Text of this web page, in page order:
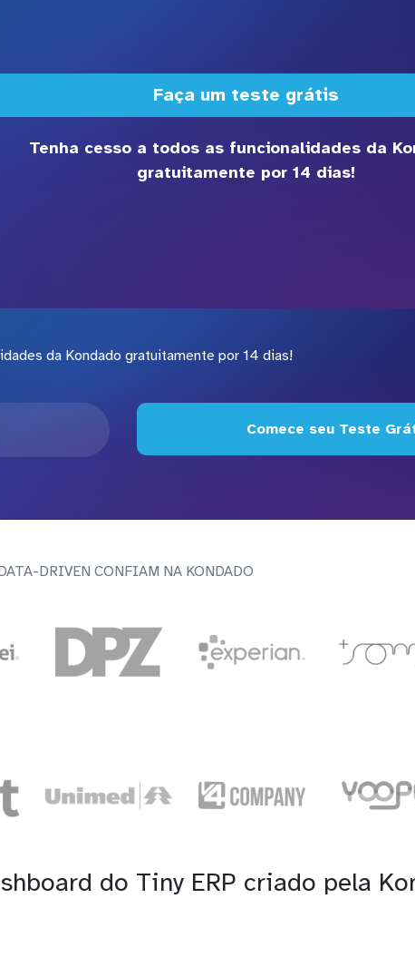
Faça um teste grátis
Tenha cesso a todos as funcionalidades da
gratuitamente por 14 dias!
da Kondado gratuitamente por 14 dias!
Comece seu Teste
DRIVEN CONFIAM NA KONDADO
do Tiny ERP criado pela